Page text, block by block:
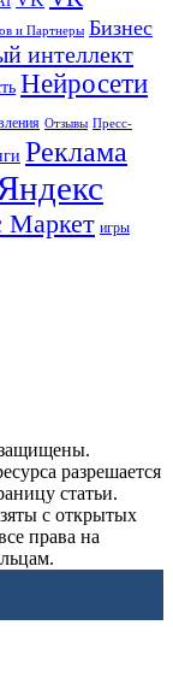
и Партнеры Бизнес
интеллект
Нейросети
Отзывы Пресс-
Реклама
Яндекс
Маркет игры
разрешается
статьи.
с открытых
права на